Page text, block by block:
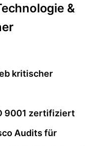
&
kritischer
9001 zertifiziert
Audits für